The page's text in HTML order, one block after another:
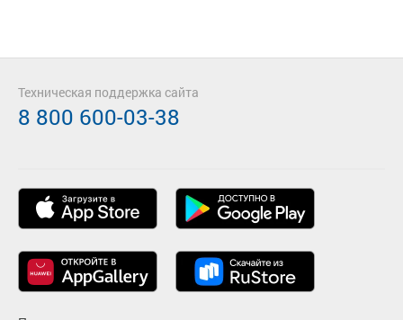
Техническая поддержка сайта
8 800 600-03-38